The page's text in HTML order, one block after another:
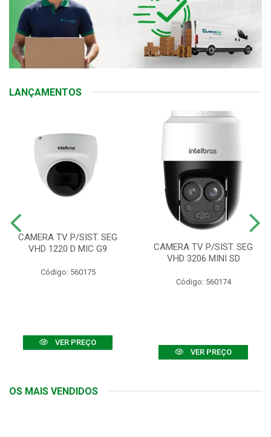
LANÇAMENTOS
CAMERA TV P/SIST. SEG
VHD 1220 D MIC G9
Código: 560175
VER PREÇO
CAMERA TV P/SIST. SEG
VHD 3206 MINI SD
Código: 560174
VER PREÇO
OS MAIS VENDIDOS